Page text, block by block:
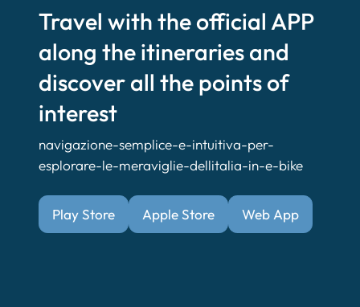
Travel with the official APP
along the itineraries and
discover all the points of
interest
navigazione-semplice-e-intuitiva-per-
esplorare-le-meraviglie-dellitalia-in-e-bike
Play Store Apple Store Web App